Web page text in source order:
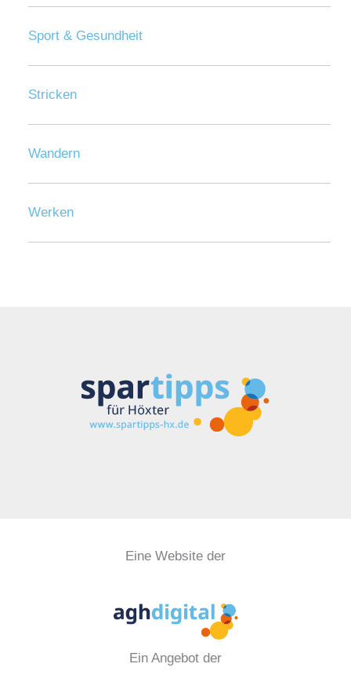
Sport & Gesundheit
Stricken
Wandern
Werken
Eine Website der
Ein Angebot der